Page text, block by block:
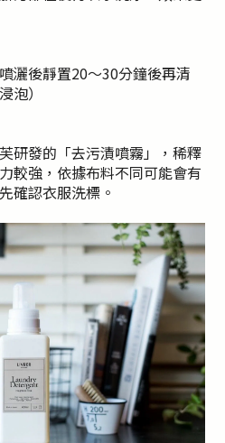
灑後靜置20～30分鐘後再清
泡）
研發的「去污漬噴霧」，稀釋
較強，依據布料不同可能會有
確認衣服洗標。